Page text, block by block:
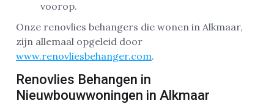
voorop.
Onze renovlies behangers die wonen in Alkmaar,
zijn allemaal opgeleid door
www.renovliesbehanger.com.
Renovlies Behangen in
Nieuwbouwwoningen in Alkmaar